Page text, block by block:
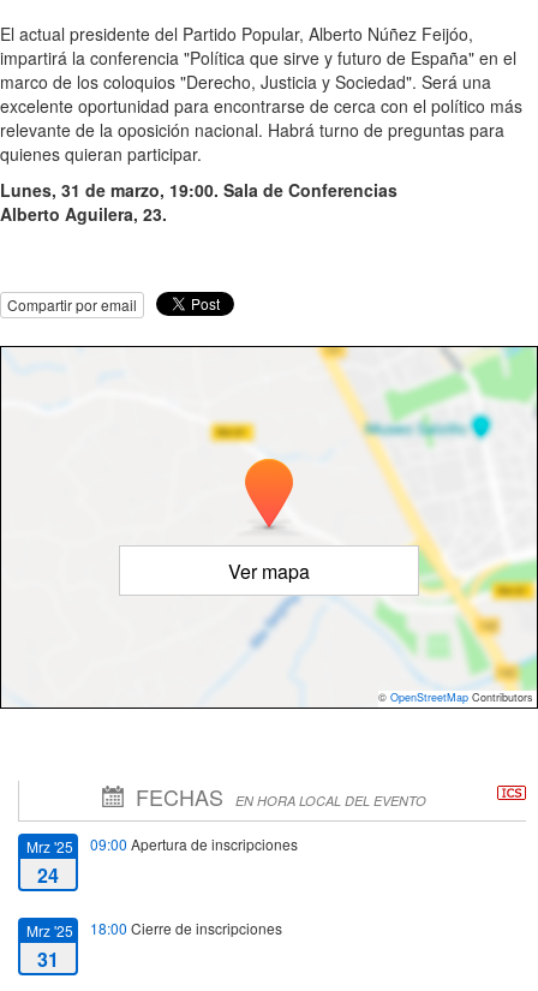
El actual presidente del Partido Popular, Alberto Núñez Feijóo,
impartirá la conferencia "Política que sirve y futuro de España" en el
marco de los coloquios "Derecho, Justicia y Sociedad". Será una
excelente oportunidad para encontrarse de cerca con el político más
relevante de la oposición nacional. Habrá turno de preguntas para
quienes quieran participar.
Lunes, 31 de marzo, 19:00. Sala de Conferencias
Alberto Aguilera, 23.
Compartir por email
Ver mapa
© OpenStreetMap Contributors
FECHAS EN HORA LOCAL DEL EVENTO
Mrz '25
24
09:00 Apertura de inscripciones
Mrz '25
31
18:00 Cierre de inscripciones